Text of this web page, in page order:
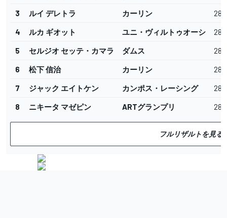
3 ルイ デレトラ カーリン 28
4 ルカ ギオット ユニ・ヴィルトゥオーシ 28
5 セルジオ セッテ・カマラ ダムス 28
6 松下 信治 カーリン 28
7 ジャック エイトケン カンポス・レーシング 28
8 ニキータ マゼピン ARTグランプリ 28
フルリザルトを見る